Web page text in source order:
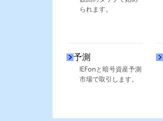
られます。
予測
IEFonと暗号資産予測
市場で取引します。